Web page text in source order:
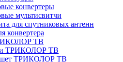
конвертеры
мультисвитчи
для спутниковых антенн
конвертера
ТВ
ТРИКОЛОР ТВ
ТРИКОЛОР ТВ